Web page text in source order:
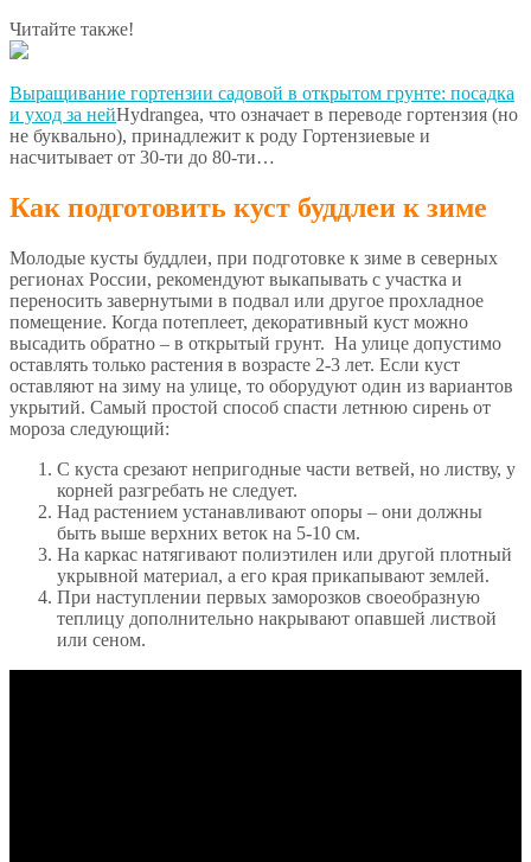
Читайте также!
Выращивание гортензии садовой в открытом грунте: посадка
и уход за нейHydrangea, что означает в переводе гортензия (но
не буквально), принадлежит к роду Гортензиевые и
насчитывает от 30-ти до 80-ти…
Как подготовить куст буддлеи к зиме
Молодые кусты буддлеи, при подготовке к зиме в северных
регионах России, рекомендуют выкапывать с участка и
переносить завернутыми в подвал или другое прохладное
помещение. Когда потеплеет, декоративный куст можно
высадить обратно – в открытый грунт. На улице допустимо
оставлять только растения в возрасте 2-3 лет. Если куст
оставляют на зиму на улице, то оборудуют один из вариантов
укрытий. Самый простой способ спасти летнюю сирень от
мороза следующий:
С куста срезают непригодные части ветвей, но листву, у
корней разгребать не следует.
Над растением устанавливают опоры – они должны
быть выше верхних веток на 5-10 см.
На каркас натягивают полиэтилен или другой плотный
укрывной материал, а его края прикапывают землей.
При наступлении первых заморозков своеобразную
теплицу дополнительно накрывают опавшей листвой
или сеном.